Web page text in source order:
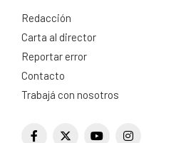
Redacción
Carta al director
Reportar error
Contacto
Trabajá con nosotros